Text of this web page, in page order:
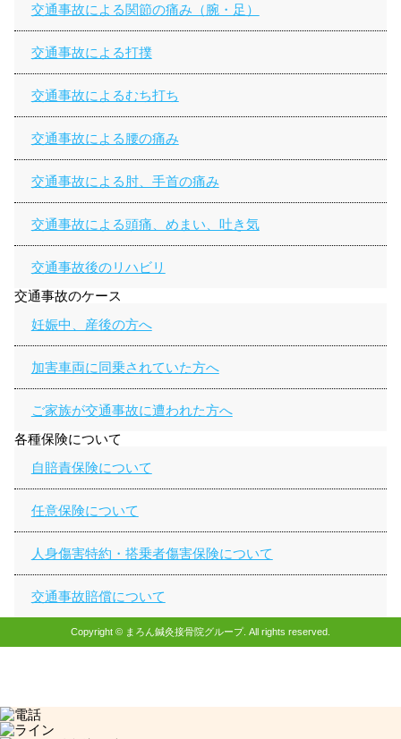
交通事故による関節の痛み（腕・足）
交通事故による打撲
交通事故によるむち打ち
交通事故による腰の痛み
交通事故による肘、手首の痛み
交通事故による頭痛、めまい、吐き気
交通事故後のリハビリ
交通事故のケース
妊娠中、産後の方へ
加害車両に同乗されていた方へ
ご家族が交通事故に遭われた方へ
各種保険について
自賠責保険について
任意保険について
人身傷害特約・搭乗者傷害保険について
交通事故賠償について
Copyright © まろん鍼灸接骨院グループ. All rights reserved.